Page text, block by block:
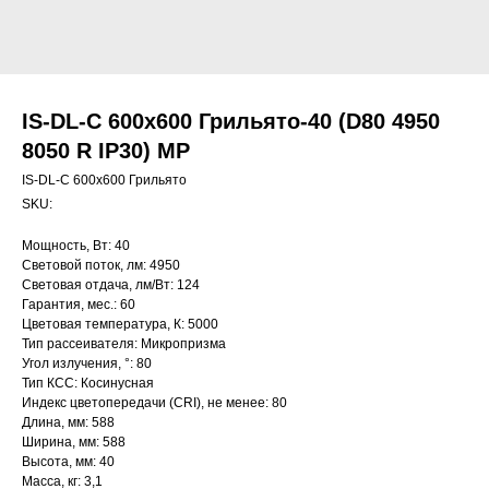
IS-DL-C 600х600 Грильято-40 (D80 4950
8050 R IP30) MP
IS-DL-C 600х600 Грильято
SKU:
Мощность, Вт: 40
Световой поток, лм: 4950
Световая отдача, лм/Вт: 124
Гарантия, мес.: 60
Цветовая температура, К: 5000
Тип рассеивателя: Микропризма
Угол излучения, °: 80
Тип КСС: Косинусная
Индекс цветопередачи (CRI), не менее: 80
Длина, мм: 588
Ширина, мм: 588
Высота, мм: 40
Масса, кг: 3,1